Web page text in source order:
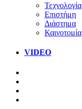
Τεχνολογία
Επιστήμη
Διάστημα
Καινοτομία
VIDEO